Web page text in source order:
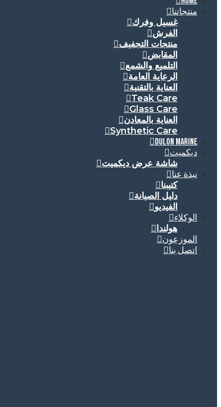
منتجاتنا
غسيل وفرك
الفرش
منتجات التجفيف
المقابض
التلميع والشمع
الرعاية العامة
العناية بالتقنية
Teak Care
Glass Care
العناية بالمعادن
Synthetic Care
DULON MARINE
ديكميت
شاشة عرض ديكميت
نبذة عنا
كتيبنا
دليل الصيانة
الفيديو
الوكلاء
هولندا
الموزعون
اتصل بنا